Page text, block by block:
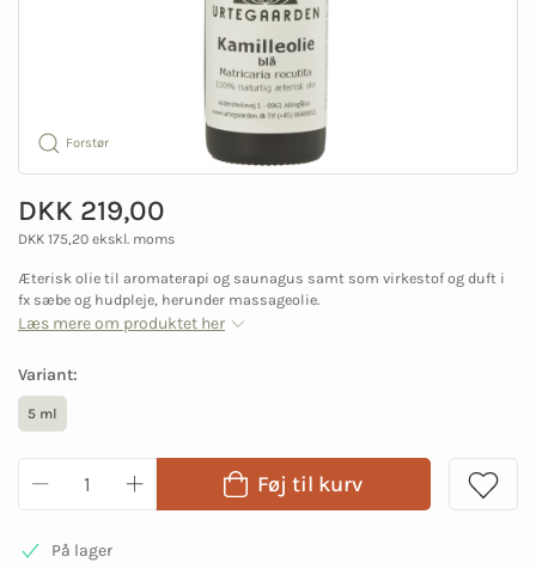
Forstør
DKK 219,00
DKK 175,20 ekskl. moms
Æterisk olie til aromaterapi og saunagus samt som virkestof og duft i
fx sæbe og hudpleje, herunder massageolie.
Læs mere om produktet her
Variant:
5 ml
Føj til kurv
På lager